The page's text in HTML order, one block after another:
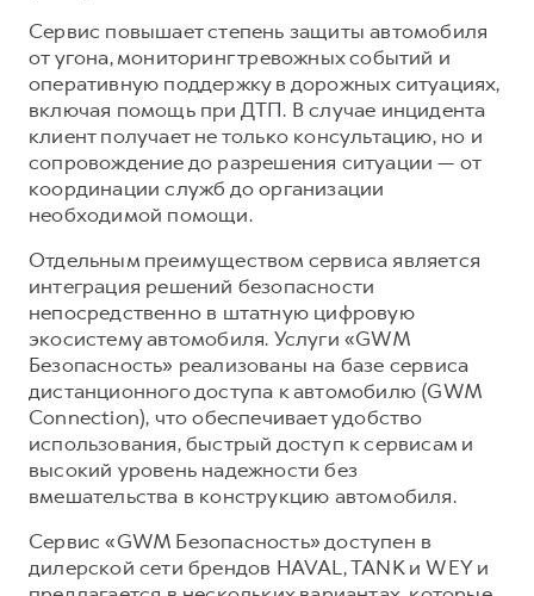
Сервис повышает степень защиты автомобиля
от угона, мониторинг тревожных событий и
оперативную поддержку в дорожных ситуациях,
включая помощь при ДТП. В случае инцидента
клиент получает не только консультацию, но и
сопровождение до разрешения ситуации — от
координации служб до организации
необходимой помощи.
Отдельным преимуществом сервиса является
интеграция решений безопасности
непосредственно в штатную цифровую
экосистему автомобиля. Услуги «GWM
Безопасность» реализованы на базе сервиса
дистанционного доступа к автомобилю (GWM
Connection), что обеспечивает удобство
использования, быстрый доступ к сервисам и
высокий уровень надежности без
вмешательства в конструкцию автомобиля.
Сервис «GWM Безопасность» доступен в
дилерской сети брендов HAVAL, TANK и WEY и